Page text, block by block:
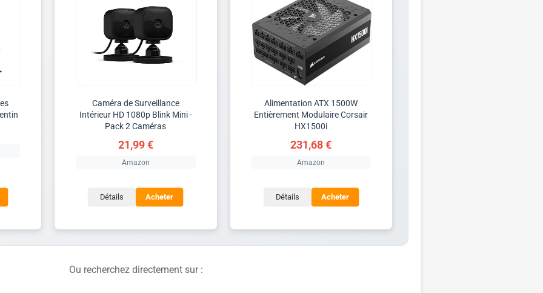
Caméra de Surveillance
Intérieur HD 1080p Blink Mini -
Pack 2 Caméras
21,99 €
Amazon
Détails Acheter
Alimentation ATX 1500W
Entièrement Modulaire Corsair
HX1500i
231,68 €
Amazon
Détails Acheter
Ou recherchez directement sur :